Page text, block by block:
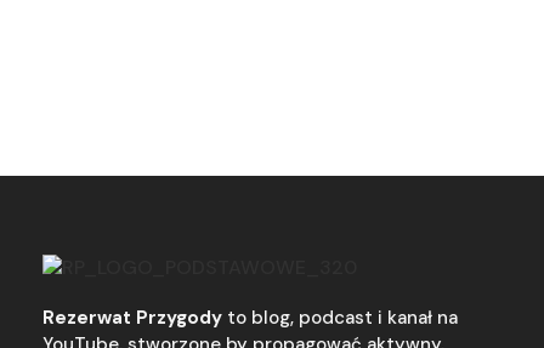
Rezerwat Przygody to blog, podcast i kanał na